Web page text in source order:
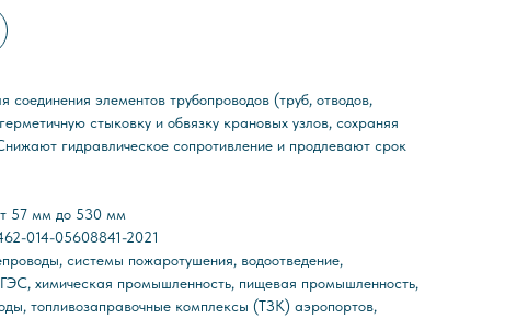
соединения элементов трубопроводов (труб, отводов,
стыковку и обвязку крановых узлов, сохраняя
гидравлическое сопротивление и продлевают срок
57 мм до 530 мм
014-05608841-2021
системы пожаротушения, водоотведение,
химическая промышленность, пищевая промышленность,
топливозаправочные комплексы (ТЗК) аэропортов,